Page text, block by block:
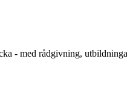
- med rådgivning,